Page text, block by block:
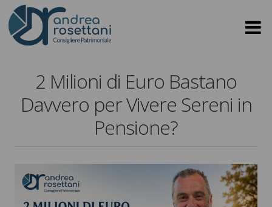
2 Milioni di Euro Bastano
Davvero per Vivere Sereni in
Pensione?